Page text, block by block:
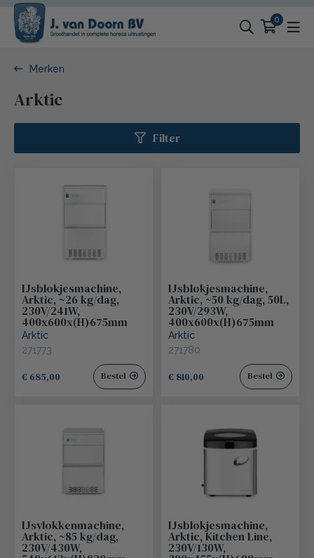
0
Merken
Arktic
Filter
IJsblokjesmachine,
Arktic, ~26 kg/dag,
230V/241W,
400x600x(H)675mm
Arktic
271773
€ 685,00 Bestel
IJsblokjesmachine,
Arktic, ~50 kg/dag, 50L,
230V/293W,
400x600x(H)675mm
Arktic
271780
€ 810,00 Bestel
IJsvlokkenmachine,
Arktic, ~85 kg/dag,
230V/430W,
IJsblokjesmachine,
Arktic, Kitchen Line,
230V/130W,